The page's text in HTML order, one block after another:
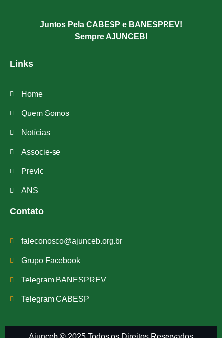
Juntos Pela CABESP e BANESPREV!
Sempre AJUNCEB!
Links
Home
Quem Somos
Notícias
Associe-se
Previc
ANS
Contato
faleconosco@ajunceb.org.br
Grupo Facebook
Telegram BANESPREV
Telegram CABESP
Ajunceb © 2025 Todos os Direitos Reservados